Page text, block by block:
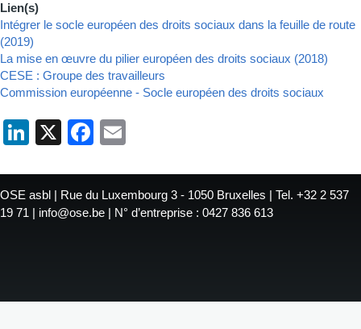
Lien(s)
Intégrer le socle européen des droits sociaux dans la feuille de route
(2019)
La mise en œuvre du pilier européen des droits sociaux (2018)
CESE : Groupe des travailleurs
Commission européenne - Socle européen des droits sociaux
LinkedIn
X Facebook
OSE asbl | Rue du Luxembourg 3 - 1050 Bruxelles | Tel. +32 2 537
19 71 | info@ose.be | N° d’entreprise : 0427 836 613